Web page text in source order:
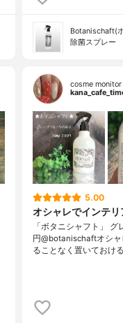
Botanischaft(
除菌スプレー
cosme
5.00
オシャレでインテ
「ボタニシャフト」
円@botanischaftオシ
ることなく置いておけ